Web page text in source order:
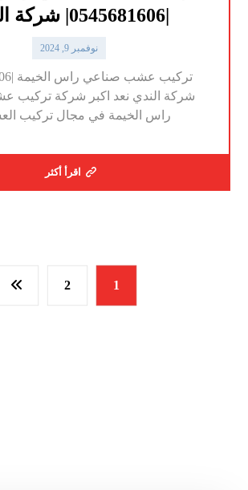
|0545681606| شركة الندي
نوفمبر 9, 2024
شركة الندي نعد اكبر شركة تركيب
راس الخيمة في مجال تركيب
اقرأ أكثر
1
2